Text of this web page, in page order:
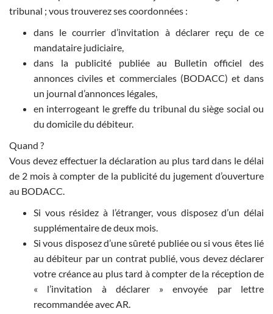
tribunal ; vous trouverez ses coordonnées :
dans le courrier d’invitation à déclarer reçu de ce
mandataire judiciaire,
dans la publicité publiée au Bulletin officiel des
annonces civiles et commerciales (BODACC) et dans
un journal d’annonces légales,
en interrogeant le greffe du tribunal du siège social ou
du domicile du débiteur.
Quand ?
Vous devez effectuer la déclaration au plus tard dans le délai
de 2 mois à compter de la publicité du jugement d’ouverture
au BODACC.
Si vous résidez à l’étranger, vous disposez d’un délai
supplémentaire de deux mois.
Si vous disposez d’une sûreté publiée ou si vous êtes lié
au débiteur par un contrat publié, vous devez déclarer
votre créance au plus tard à compter de la réception de
« l’invitation à déclarer » envoyée par lettre
recommandée avec AR.